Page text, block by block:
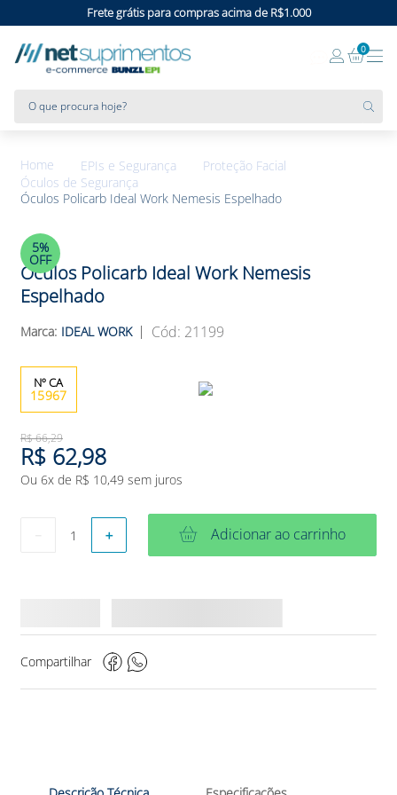
Frete grátis para compras acima de R$1.000
0
EPIs e Segurança
Proteção Facial
Óculos de Segurança
Óculos Policarb Ideal Work Nemesis Espelhado
5%
OFF
Óculos Policarb Ideal Work Nemesis
Espelhado
IDEAL WORK : 21199
15967
R$66,29
R$ 62,98
Ou 6x de R$ 10,49 sem juros
＋ Adicionar ao carrinho
Compartilhar